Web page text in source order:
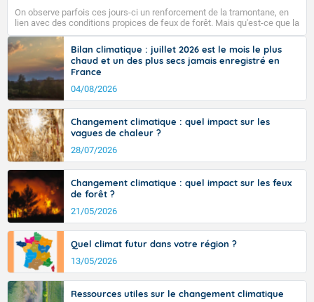
sud-ouest et le sud-est et même localement 38 ou 39
sur Midi-Pyrénées, et 39 à 40 dans le Gard.
On observe parfois ces jours-ci un renforcement de la tramontane, en
lien avec des conditions propices de feux de forêt. Mais qu'est-ce que la
tramontane ? Quelles sont ses caractéristiques ? La tramontane est un
vent turbulent soufflant de secteur nord-ouest à nord, ou ouest à nord-
ouest, dans un secteur qui part du Roussillon à la vallée de l’Aude et à
l’ouest de l’Hérault. L’étymologie de ce vent vient du latin trasmontanus,
signifiant au-delà des monts, en allusion aux régions montagneuses
d’où provient ce vent.
Bilan climatique : juillet 2026 est le mois le plus
chaud et un des plus secs jamais enregistré en
France
04/08/2026
Changement climatique : quel impact sur les
vagues de chaleur ?
28/07/2026
Changement climatique : quel impact sur les feux
de forêt ?
21/05/2026
Quel climat futur dans votre région ?
13/05/2026
Ressources utiles sur le changement climatique